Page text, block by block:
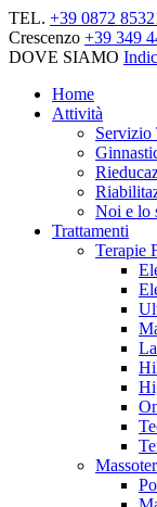
TEL. +39 0872
Crescenzo +39 349
DOVE SIAMO
Home
Attività
Servizio
Noi e lo
Trattamenti
Terapie